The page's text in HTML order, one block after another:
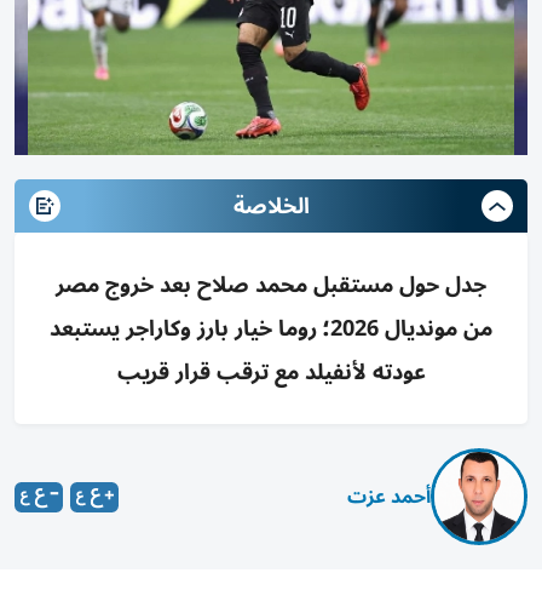
الخلاصة
جدل حول مستقبل محمد صلاح بعد خروج مصر
من مونديال 2026؛ روما خيار بارز وكاراجر يستبعد
عودته لأنفيلد مع ترقب قرار قريب
أحمد عزت